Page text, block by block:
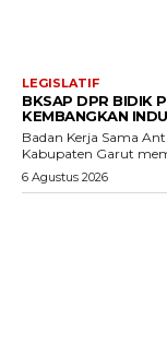
LEGISLATIF
BKSAP DPR BIDIK
KEMBANGKAN
Badan Kerja Sama
Kabupaten Garut
6 Agustus 2026